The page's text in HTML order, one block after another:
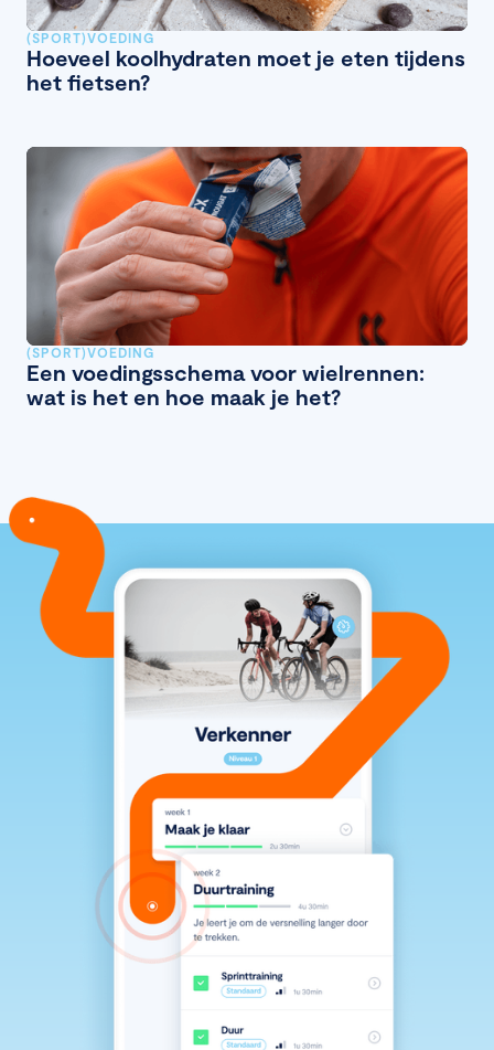
(SPORT)VOEDING
Hoeveel koolhydraten moet je eten tijdens
het fietsen?
(SPORT)VOEDING
Een voedingsschema voor wielrennen:
wat is het en hoe maak je het?